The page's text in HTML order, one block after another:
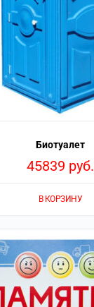
Биотуалет
45839 руб.
В КОРЗИНУ